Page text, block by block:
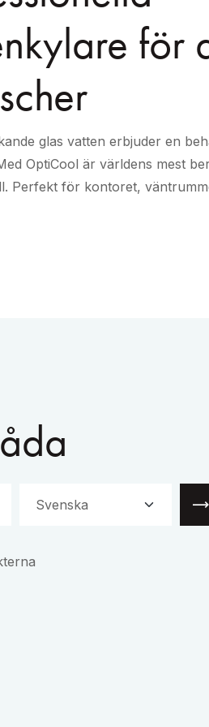
för
glas vatten erbjuder en
OptiCool är världens mest
Perfekt för kontoret,